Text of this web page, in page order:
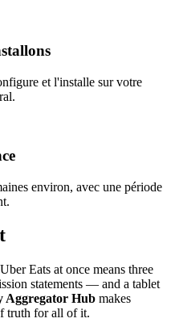
et l'installe sur votre
environ, avec une période
Eats at once means three
statements — and a tablet
Aggregator Hub makes
truth for all of it.